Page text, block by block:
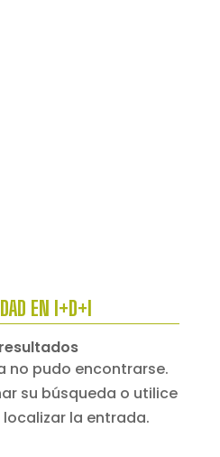
EN I+D+I
no pudo encontrarse.
su búsqueda o utilice
la entrada.